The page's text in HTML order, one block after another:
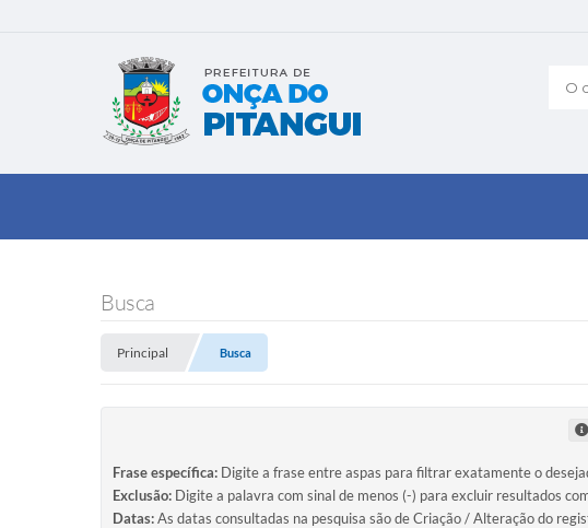
O
Busca
Principal Busca
Frase específica: Digite a frase entre aspas para filtrar exatamente o
Exclusão: Digite a palavra com sinal de menos (-) para excluir resultados
Datas:As datas consultadas na pesquisa são de Criação / Alteração do